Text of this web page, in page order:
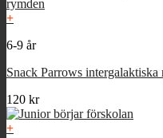
+
6-9 år
Snack Parrows
120 kr
+